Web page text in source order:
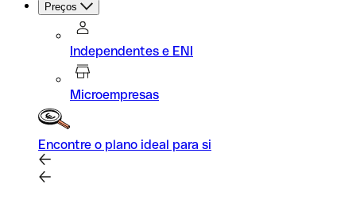
Preços
Independentes e ENI
Microempresas
Encontre o plano ideal para si